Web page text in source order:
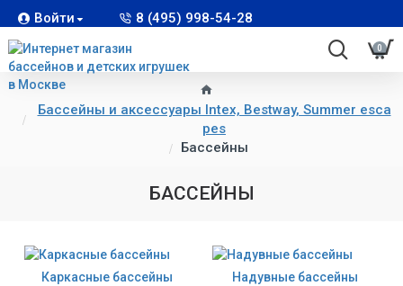
Войти 8 (495) 998-54-28
0
Бассейны и аксессуары Intex, Bestway, Summer esca
pes
Бассейны
БАССЕЙНЫ
Каркасные бассейны Надувные бассейны